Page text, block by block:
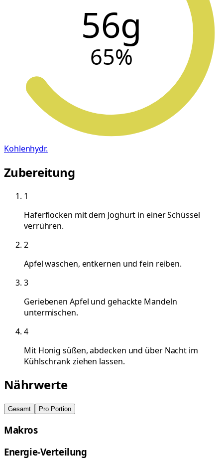
56g
65%
Kohlenhydr.
Zubereitung
1
Haferflocken mit dem Joghurt in einer Schüssel
verrühren.
2
Apfel waschen, entkernen und fein reiben.
3
Geriebenen Apfel und gehackte Mandeln
untermischen.
4
Mit Honig süßen, abdecken und über Nacht im
Kühlschrank ziehen lassen.
Nährwerte
Gesamt Pro Portion
Makros
Energie-Verteilung